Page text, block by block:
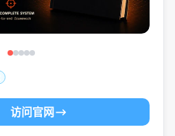
访问官网